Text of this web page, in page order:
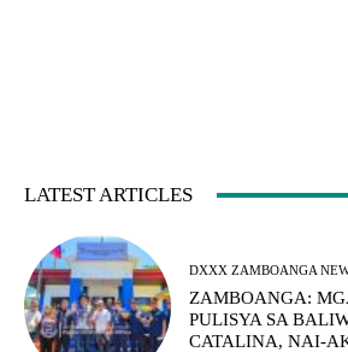
LATEST ARTICLES
DXXX ZAMBOANGA
ZAMBOANGA:
PULISYA SA
CATALINA, NAI-